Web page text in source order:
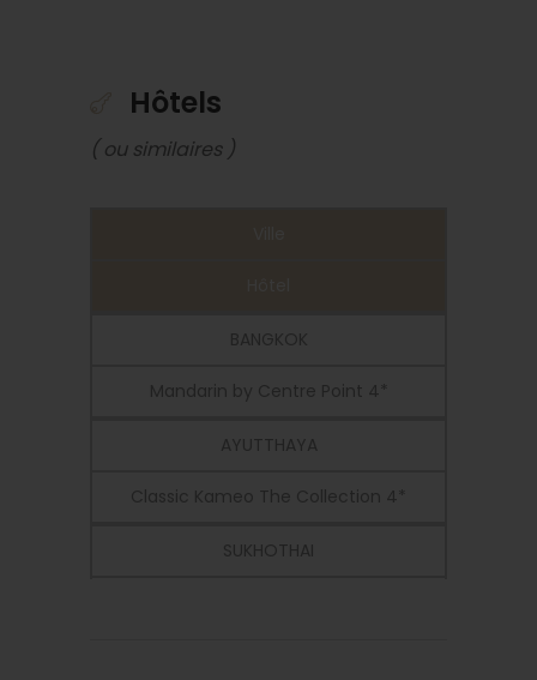
Hôtels
( ou similaires )
BANGKOK
Mandarin by Centre Point 4*
AYUTTHAYA
Classic Kameo The Collection 4*
SUKHOTHAI